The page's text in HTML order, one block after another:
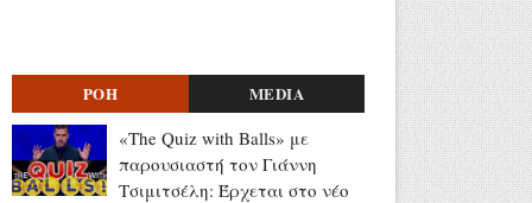
ΡΟΗ MEDIA
«The Quiz with Balls» με
παρουσιαστή τον Γιάννη
Τσιμιτσέλη: Έρχεται στο νέο